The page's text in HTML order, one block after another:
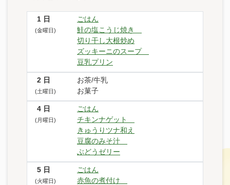
1 日
(金曜日)
ごはん
鮭の塩こうじ焼き
切り干し大根炒め
ズッキーニのスープ
豆乳プリン
2 日
(土曜日)
お茶/牛乳
お菓子
4 日
(月曜日)
ごはん
チキンナゲット
きゅうりツナ和え
豆腐のみそ汁
ぶどうゼリー
5 日
(火曜日)
ごはん
赤魚の煮付け